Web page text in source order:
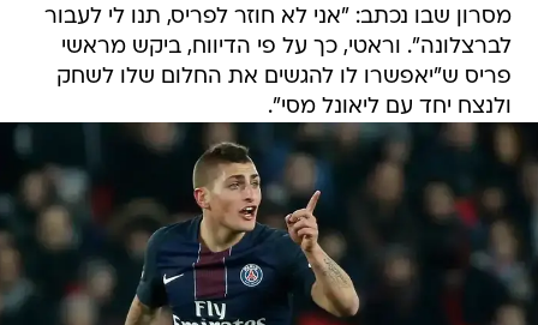
מסרון שבו נכתב: "אני לא חוזר לפריס, תנו לי לעבור
לברצלונה". וראטי, כך על פי הדיווח, ביקש מראשי
פריס ש"יאפשרו לו להגשים את החלום שלו לשחק
ולנצח יחד עם ליאונל מסי".